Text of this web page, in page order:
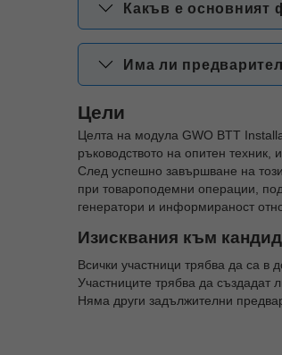
Какъв е основният
Има ли
Цели
Целта на модула GWO BTT
ръководството на опитен
След успешно завършване на
при товароподемни операции,
генератори и информираност
Изисквания към
Всички участници трябва да са в
Участниците трябва да създадат
Няма други задължителни